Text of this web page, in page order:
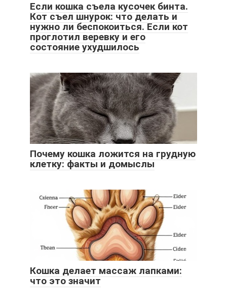
Если кошка съела кусочек бинта.
Кот съел шнурок: что делать и
нужно ли беспокоиться. Если кот
проглотил веревку и его
состояние ухудшилось
Почему кошка ложится на грудную
клетку: факты и домыслы
Кошка делает массаж лапками:
что это значит